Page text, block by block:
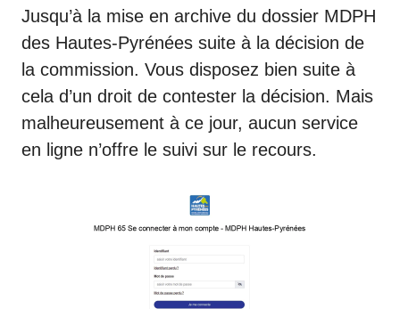
Jusqu’à la mise en archive du dossier MDPH
des Hautes-Pyrénées suite à la décision de
la commission. Vous disposez bien suite à
cela d’un droit de contester la décision. Mais
malheureusement à ce jour, aucun service
en ligne n’offre le suivi sur le recours.